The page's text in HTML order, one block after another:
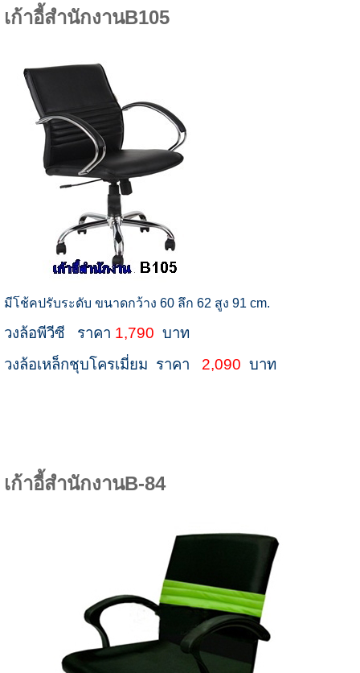
เก้าอี้สำนักงานB105
มีโช้คปรับระดับ ขนาดกว้าง 60 ลึก 62 สูง 91 cm.
วงล้อพีวีซี ราคา 1,790 บาท
วงล้อเหล็กชุบโครเมี่ยม ราคา 2,090 บาท
เก้าอี้สำนักงานB-84